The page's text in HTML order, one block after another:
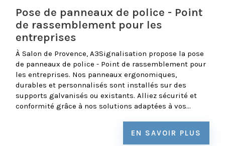
Pose de panneaux de police - Point
de rassemblement pour les
entreprises
À Salon de Provence, A3Signalisation propose la pose
de panneaux de police - Point de rassemblement pour
les entreprises. Nos panneaux ergonomiques,
durables et personnalisés sont installés sur des
supports galvanisés ou existants. Alliez sécurité et
conformité grâce à nos solutions adaptées à vos...
EN SAVOIR PLUS